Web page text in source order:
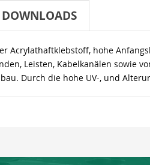
DOWNLOADS
Acrylathaftklebstoff, hohe
Leisten, Kabelkanälen sowie
Durch die hohe UV-, und